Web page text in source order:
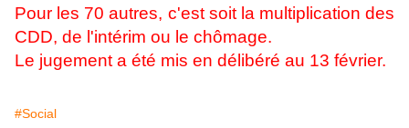
Pour les 70 autres, c'est soit la multiplication des
CDD, de l'intérim ou le chômage.
Le jugement a été mis en délibéré au 13 février.
#Social